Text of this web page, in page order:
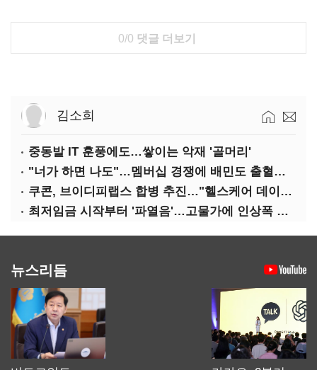
0/0 댓글 더보기
김소희
중동발 IT 훈풍에도…쌓이는 악재 '골머리'
"너가 하면 나도"…멤버십 경쟁에 배민도 출혈경쟁
쿠콘, 브이디피랩스 합병 추진…"헬스케어 데이터 플랫폼 확대"
최저임금 시작부터 '파열음'…고물가에 인상폭 갈등
뉴스리듬